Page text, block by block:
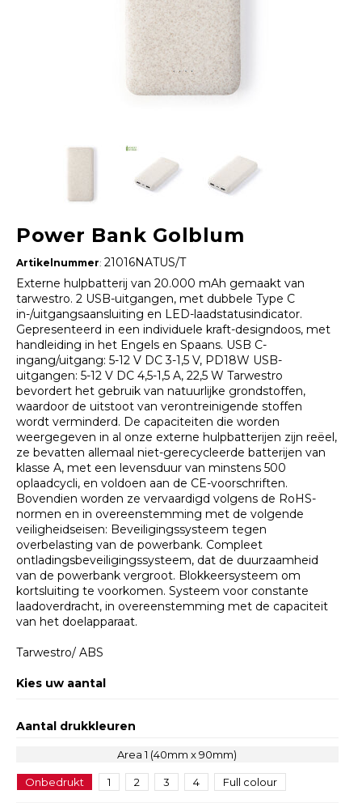
Power Bank Golblum
Artikelnummer:21016NATUS/T
Externe hulpbatterij van 20.000 mAh gemaakt van
tarwestro. 2 USB-uitgangen, met dubbele Type C
in-/uitgangsaansluiting en LED-laadstatusindicator.
Gepresenteerd in een individuele kraft-designdoos, met
handleiding in het Engels en Spaans. USB C-
ingang/uitgang: 5-12 V DC 3-1,5 V, PD18W USB-
uitgangen: 5-12 V DC 4,5-1,5 A, 22,5 W Tarwestro
bevordert het gebruik van natuurlijke grondstoffen,
waardoor de uitstoot van verontreinigende stoffen
wordt verminderd. De capaciteiten die worden
weergegeven in al onze externe hulpbatterijen zijn reëel,
ze bevatten allemaal niet-gerecycleerde batterijen van
klasse A, met een levensduur van minstens 500
oplaadcycli, en voldoen aan de CE-voorschriften.
Bovendien worden ze vervaardigd volgens de RoHS-
normen en in overeenstemming met de volgende
veiligheidseisen: Beveiligingssysteem tegen
overbelasting van de powerbank. Compleet
ontladingsbeveiligingssysteem, dat de duurzaamheid
van de powerbank vergroot. Blokkeersysteem om
kortsluiting te voorkomen. Systeem voor constante
laadoverdracht, in overeenstemming met de capaciteit
van het doelapparaat.
Tarwestro/ ABS
Kies uw aantal
Aantal drukkleuren
Area 1 (40mm x 90mm)
Onbedrukt 1 2 3 4 Full colour